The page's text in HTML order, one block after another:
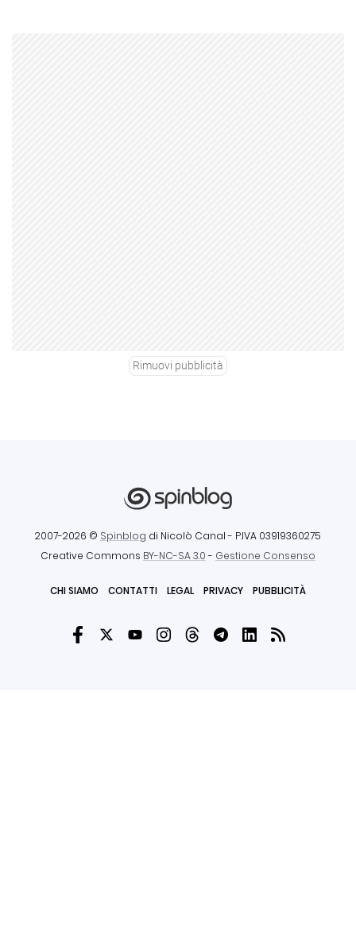
Rimuovi pubblicità
2007-2026 © Spinblog di Nicolò Canal - P.IVA 03919360275
Creative Commons BY-NC-SA 3.0- Gestione Consenso
CHI SIAMO CONTATTI LEGAL PRIVACY PUBBLICITÀ